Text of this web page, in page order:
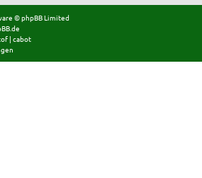
© phpBB Limited
| cabot